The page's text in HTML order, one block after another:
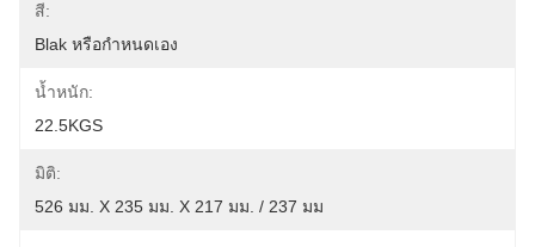
สี:
Blak หรือกำหนดเอง
น้ำหนัก:
22.5KGS
มิติ:
526 มม. X 235 มม. X 217 มม. / 237 มม